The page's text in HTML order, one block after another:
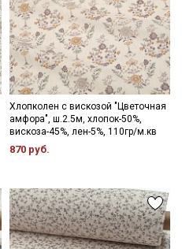
Хлопколен с вискозой "Цветочная
амфора", ш.2.5м, хлопок-50%,
вискоза-45%, лен-5%, 110гр/м.кв
870 руб.